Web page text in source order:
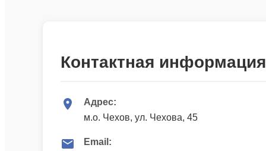
Контактная информация
Адрес:
м.о. Чехов, ул. Чехова, 45
Email: